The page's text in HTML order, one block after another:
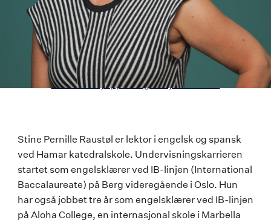
Last ned høyoppløselig versjon av bildet
Stine
Pernille
Raustøl
Stine Pernille Raustøl er lektor i engelsk og spansk
ved Hamar katedralskole. Undervisningskarrieren
startet som engelsklærer ved IB-linjen (International
Baccalaureate) på Berg videregående i Oslo. Hun
har også jobbet tre år som engelsklærer ved IB-linjen
på Aloha College, en internasjonal skole i Marbella